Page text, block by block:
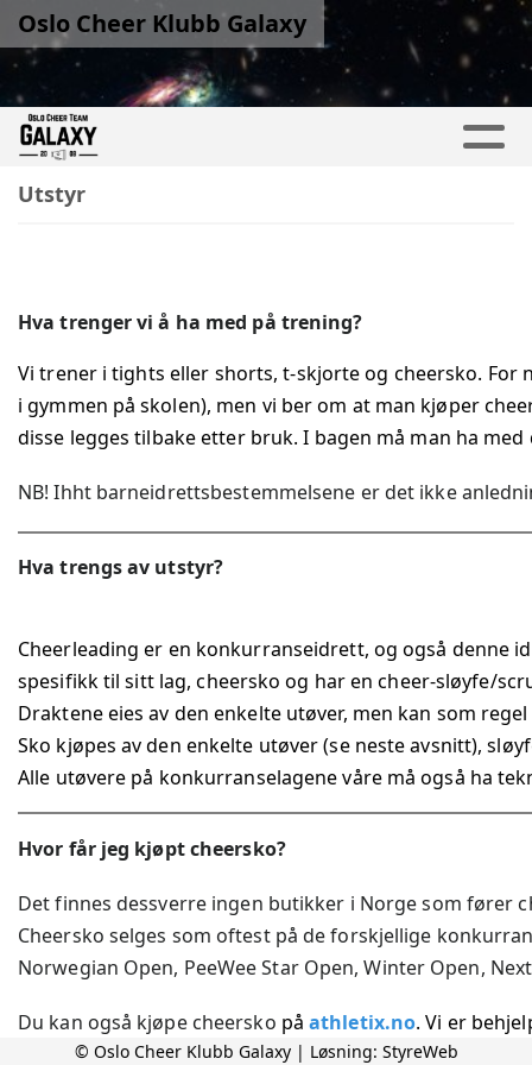
Oslo Cheer Klubb Galaxy
Utstyr
Hva trenger vi å ha med på trening?
Vi trener i tights eller shorts, t-skjorte og cheersko.
i gymmen på skolen), men vi ber om at man kjøper
disse legges tilbake etter bruk. I bagen må man ha
NB! Ihht barneidrettsbestemmelsene er det ikke
Hva trengs av utstyr?
Cheerleading er en konkurranseidrett, og også denne
spesifikk til sitt lag, cheersko og har en cheer-sløyfe/
Draktene eies av den enkelte utøver, men kan som
Sko kjøpes av den enkelte utøver (se neste avsnitt),
Alle utøvere på konkurranselagene våre må også ha
Hvor får jeg kjøpt cheersko?
Det finnes dessverre ingen butikker i Norge som fører
Cheersko selges som oftest på de forskjellige
Norwegian Open, PeeWee Star Open, Winter Open,
Du kan også kjøpe cheersko påathletix.no. Vi er
© Oslo Cheer Klubb Galaxy | Løsning: StyreWeb